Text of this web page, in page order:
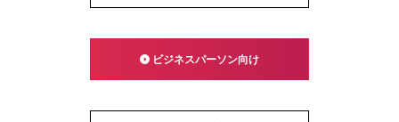
ビジネスパーソン向け